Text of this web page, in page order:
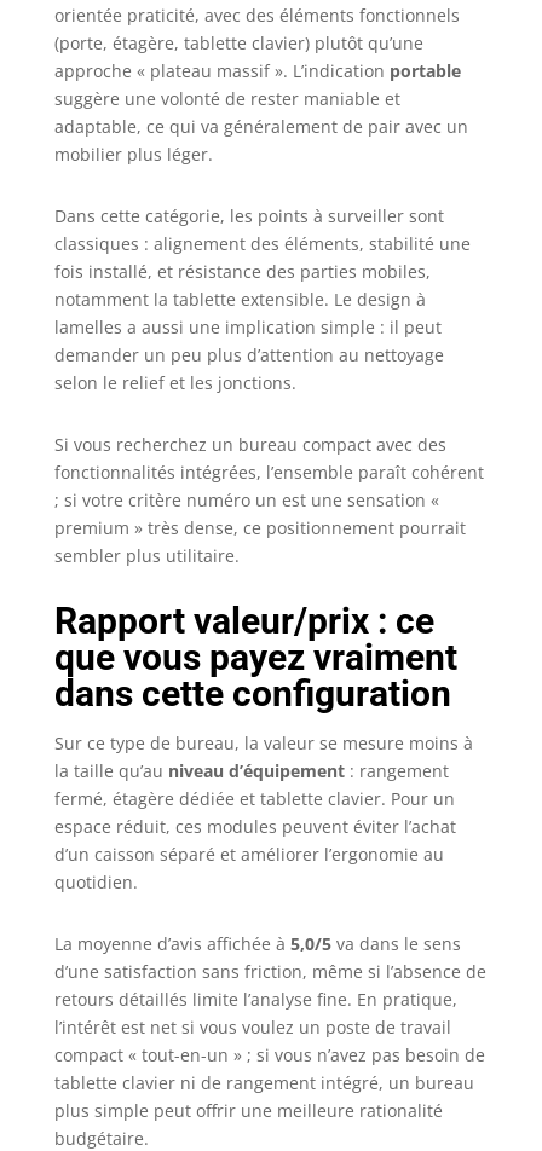
orientée praticité, avec des éléments fonctionnels
(porte, étagère, tablette clavier) plutôt qu’une
approche « plateau massif ». L’indication portable
suggère une volonté de rester maniable et
adaptable, ce qui va généralement de pair avec un
mobilier plus léger.
Dans cette catégorie, les points à surveiller sont
classiques : alignement des éléments, stabilité une
fois installé, et résistance des parties mobiles,
notamment la tablette extensible. Le design à
lamelles a aussi une implication simple : il peut
demander un peu plus d’attention au nettoyage
selon le relief et les jonctions.
Si vous recherchez un bureau compact avec des
fonctionnalités intégrées, l’ensemble paraît cohérent
; si votre critère numéro un est une sensation «
premium » très dense, ce positionnement pourrait
sembler plus utilitaire.
Rapport valeur/prix : ce
que vous payez vraiment
dans cette configuration
Sur ce type de bureau, la valeur se mesure moins à
la taille qu’au niveau d’équipement: rangement
fermé, étagère dédiée et tablette clavier. Pour un
espace réduit, ces modules peuvent éviter l’achat
d’un caisson séparé et améliorer l’ergonomie au
quotidien.
La moyenne d’avis affichée à 5,0/5va dans le sens
d’une satisfaction sans friction, même si l’absence de
retours détaillés limite l’analyse fine. En pratique,
l’intérêt est net si vous voulez un poste de travail
compact « tout-en-un » ; si vous n’avez pas besoin de
tablette clavier ni de rangement intégré, un bureau
plus simple peut offrir une meilleure rationalité
budgétaire.